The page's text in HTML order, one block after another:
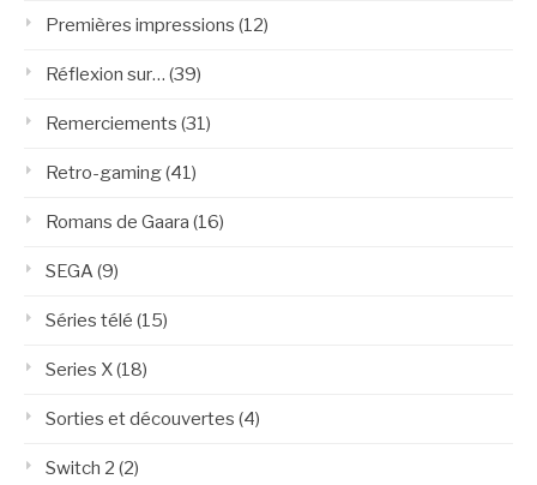
Premières impressions (12)
Réflexion sur… (39)
Remerciements (31)
Retro-gaming(41)
Romans de Gaara (16)
SEGA (9)
Séries télé (15)
Series X(18)
Sorties et découvertes (4)
Switch 2 (2)